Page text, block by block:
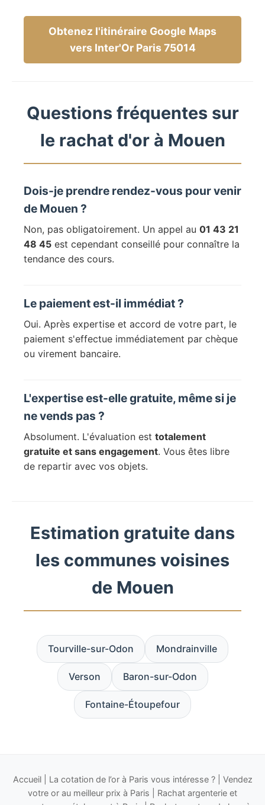
Obtenez l'itinéraire Google Maps
vers Inter'Or Paris 75014
Questions fréquentes sur
le rachat d'or à Mouen
Dois-je prendre rendez-vous pour venir
de Mouen ?
Non, pas obligatoirement. Un appel au 01 43 21
48 45 est cependant conseillé pour connaître la
tendance des cours.
Le paiement est-il immédiat ?
Oui. Après expertise et accord de votre part, le
paiement s'effectue immédiatement par chèque
ou virement bancaire.
L'expertise est-elle gratuite, même si je
ne vends pas ?
Absolument. L'évaluation est totalement
gratuite et sans engagement. Vous êtes libre
de repartir avec vos objets.
Estimation gratuite dans
les communes voisines
de Mouen
Tourville-sur-Odon Mondrainville
Verson Baron-sur-Odon
Fontaine-Étoupefour
Accueil| La cotation de l’or à Paris vous intéresse ?| Vendez
votre or au meilleur prix à Paris
Rachat argenterie et